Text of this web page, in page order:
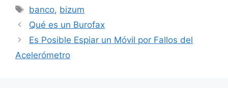
Etiquetas
banco, bizum
Qué es un Burofax
Es Posible Espiar un Móvil por Fallos del
Acelerómetro